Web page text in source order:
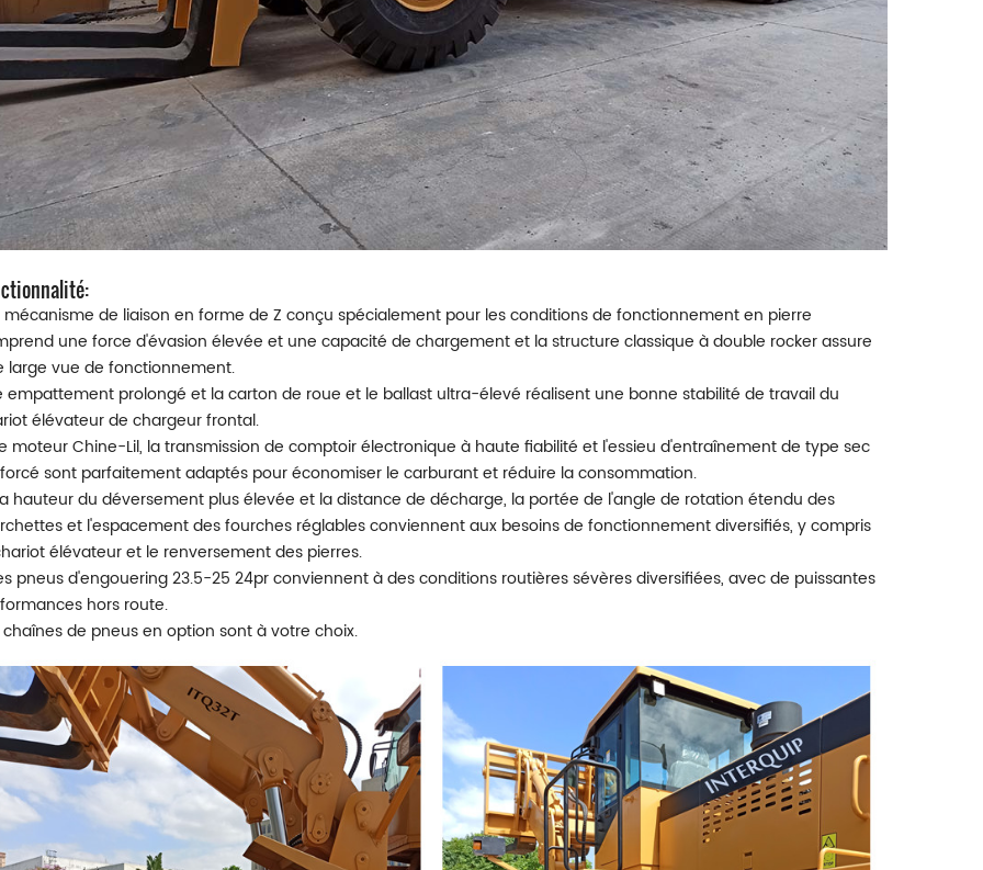
mécanisme de liaison en forme de Z conçu spécialement pour les conditions de fonctionnement en pierre
une force d'évasion élevée et une capacité de chargement et la structure classique à double rocker assure
large vue de fonctionnement.
empattement prolongé et la carton de roue et le ballast ultra-élevé réalisent une bonne stabilité de travail du
élévateur de chargeur frontal.
moteur Chine-Lil, la transmission de comptoir électronique à haute fiabilité et l'essieu d'entraînement de type sec
sont parfaitement adaptés pour économiser le carburant et réduire la consommation.
hauteur du déversement plus élevée et la distance de décharge, la portée de l'angle de rotation étendu des
et l'espacement des fourches réglables conviennent aux besoins de fonctionnement diversifiés, y compris
élévateur et le renversement des pierres.
pneus d'engouering 23.5-25 24pr conviennent à des conditions routières sévères diversifiées, avec de puissantes
hors route.
chaînes de pneus en option sont à votre choix.